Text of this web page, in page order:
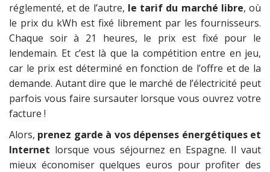
réglementé, et de l’autre, le tarif du marché libre, où
le prix du kWh est fixé librement par les fournisseurs.
Chaque soir à 21 heures, le prix est fixé pour le
lendemain. Et c’est là que la compétition entre en jeu,
car le prix est déterminé en fonction de l’offre et de la
demande. Autant dire que le marché de l’électricité peut
parfois vous faire sursauter lorsque vous ouvrez votre
facture !
Alors, prenez garde à vos dépenses énergétiques et
Internet lorsque vous séjournez en Espagne. Il vaut
mieux économiser quelques euros pour profiter des